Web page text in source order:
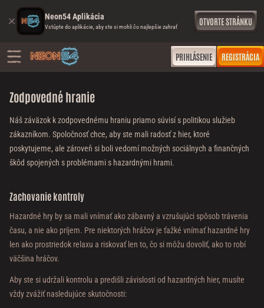
Neon54 Aplikácia
Vstúpte do aplikácie, aby ste si mohli čo najlepšie zahrať
OTVORTE STRÁNKU
PRIHLÁSENIE REGISTRÁCIA
Zodpovedné hranie
Náš záväzok k zodpovednému hraniu priamo súvisí s politikou služieb
zákazníkom. Spoločnosť chce, aby ste mali radosť z hier, ktoré
poskytujeme, ale zároveň si boli vedomí možných sociálnych a finančných
škôd spojených s problémami s hazardnými hrami.
Zachovanie kontroly
Hazardné hry by sa mali vnímať ako zábavný a vzrušujúci spôsob trávenia
času, a nie ako príjem. Pre niektorých hráčov je ťažké vnímať hazardné hry
len ako prostriedok relaxu a riskovať len to, čo si môžu dovoliť, ako to robí
väčšina hráčov.
Aby ste si udržali kontrolu a predišli závislosti od hazardných hier, musíte
vždy zvážiť nasledujúce skutočnosti: